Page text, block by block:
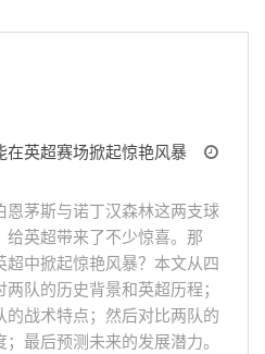
在英超赛场掀起惊艳风暴
茅斯与诺丁汉森林这两支球
给英超带来了不少惊喜。那
中掀起惊艳风暴？本文从四
队的历史背景和英超历程；
战术特点；然后对比两队的
最后预测未来的发展潜力。